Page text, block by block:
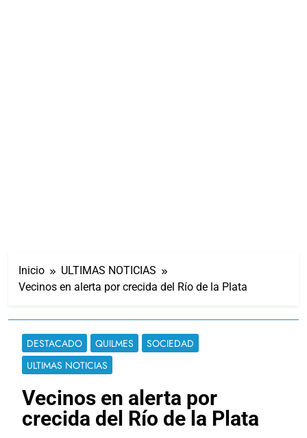
Inicio
ULTIMAS NOTICIAS
Vecinos en alerta por crecida del Río de la Plata
DESTACADO QUILMES
SOCIEDAD
ULTIMAS NOTICIAS
Vecinos en alerta por
crecida del Río de la Plata